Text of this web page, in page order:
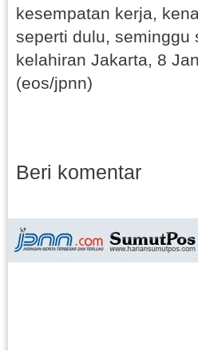
kesempatan kerja,
seperti dulu, seminggu
kelahiran Jakarta, 8
(eos/jpnn)
Beri komentar